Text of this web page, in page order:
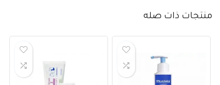
منتجات ذات صله